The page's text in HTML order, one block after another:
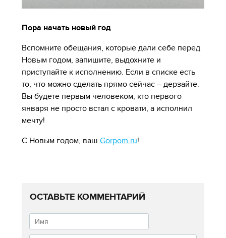
Пора начать новый год
Вспомните обещания, которые дали себе перед
Новым годом, запишите, выдохните и
приступайте к исполнению. Если в списке есть
то, что можно сделать прямо сейчас – дерзайте.
Вы будете первым человеком, кто первого
января не просто встал с кровати, а исполнил
мечту!
С Новым годом, ваш Gorpom.ru!
ОСТАВЬТЕ КОММЕНТАРИЙ